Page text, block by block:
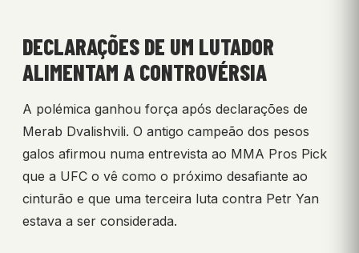
DECLARAÇÕES DE UM LUTADOR
ALIMENTAM A CONTROVÉRSIA
A polémica ganhou força após declarações de
Merab Dvalishvili. O antigo campeão dos pesos
galos afirmou numa entrevista ao MMA Pros Pick
que a UFC o vê como o próximo desafiante ao
cinturão e que uma terceira luta contra Petr Yan
estava a ser considerada.